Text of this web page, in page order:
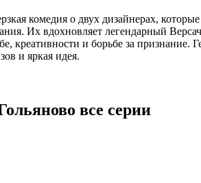
комедия о двух дизайнерах,
Их вдохновляет легендарный
креативности и борьбе за признание.
и яркая идея.
все серии